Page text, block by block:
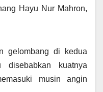
Hayu Nur Mahron,
gelombang di kedua
kuatnya
musin angin